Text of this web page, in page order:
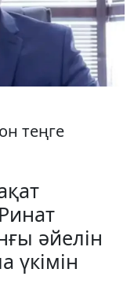
теңге
әйелін
үкімін